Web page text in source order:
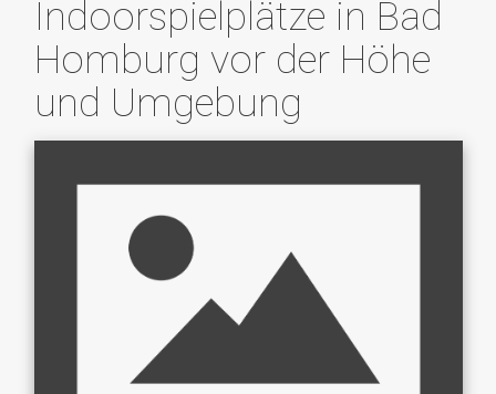
Indoorspielplätze in Bad
Homburg vor der Höhe
und Umgebung